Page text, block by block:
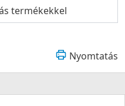
termékekkel
Nyomtatás